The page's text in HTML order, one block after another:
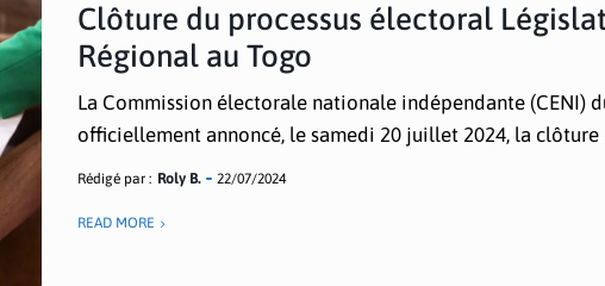
Clôture du processus électoral
Régional au Togo
La Commission électorale nationale indépendante (CENI)
officiellement annoncé, le samedi 20 juillet 2024, la clôture
Rédigé par : Roly B. 22/07/2024
READ MORE